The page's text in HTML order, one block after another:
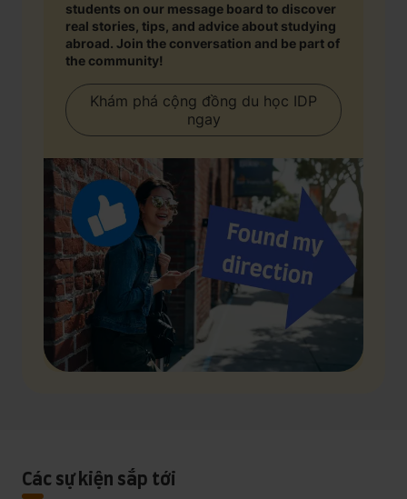
students on our message board to discover
real stories, tips, and advice about studying
abroad. Join the conversation and be part of
the community!
Khám phá cộng đồng du học IDP
ngay
Các sự kiện sắp tới